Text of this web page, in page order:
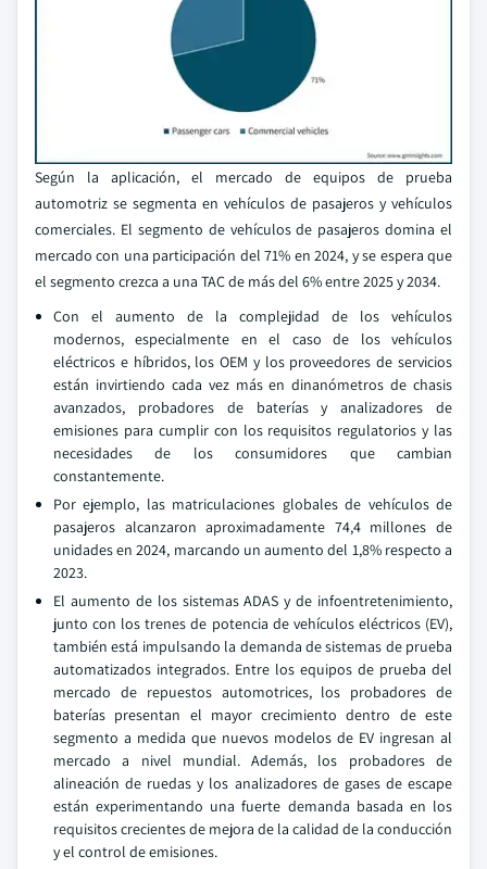
Según la aplicación, el mercado de equipos de prueba
automotriz se segmenta en vehículos de pasajeros y vehículos
comerciales. El segmento de vehículos de pasajeros domina el
mercado con una participación del 71% en 2024, y se espera que
el segmento crezca a una TAC de más del 6% entre 2025 y 2034.
Con el aumento de la complejidad de los vehículos
modernos, especialmente en el caso de los vehículos
eléctricos e híbridos, los OEM y los proveedores de servicios
están invirtiendo cada vez más en dinanómetros de chasis
avanzados, probadores de baterías y analizadores de
emisiones para cumplir con los requisitos regulatorios y las
necesidades de los consumidores que cambian
constantemente.
Por ejemplo, las matriculaciones globales de vehículos de
pasajeros alcanzaron aproximadamente 74,4 millones de
unidades en 2024, marcando un aumento del 1,8% respecto a
2023.
El aumento de los sistemas ADAS y de infoentretenimiento,
junto con los trenes de potencia de vehículos eléctricos (EV),
también está impulsando la demanda de sistemas de prueba
automatizados integrados. Entre los equipos de prueba del
mercado de repuestos automotrices, los probadores de
baterías presentan el mayor crecimiento dentro de este
segmento a medida que nuevos modelos de EV ingresan al
mercado a nivel mundial. Además, los probadores de
alineación de ruedas y los analizadores de gases de escape
están experimentando una fuerte demanda basada en los
requisitos crecientes de mejora de la calidad de la conducción
y el control de emisiones.